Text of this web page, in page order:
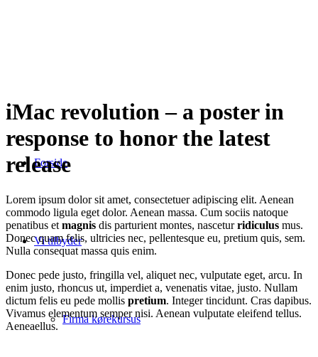
Forside
Vi tilbyder
Firma kørekursus
iMac revolution – a poster in
response to honor the latest
release
Lorem ipsum dolor sit amet, consectetuer adipiscing elit. Aenean
commodo ligula eget dolor. Aenean massa. Cum sociis natoque
penatibus et magnis dis parturient montes, nasceturridiculus mus.
Donec quam felis, ultricies nec, pellentesque eu, pretium quis, sem.
Nulla consequat massa quis enim.
Donec pede justo, fringilla vel, aliquet nec, vulputate eget, arcu. In
enim justo, rhoncus ut, imperdiet a, venenatis vitae, justo. Nullam
dictum felis eu pede mollis pretium. Integer tincidunt. Cras dapibus.
Vivamus elementum semper nisi. Aenean vulputate eleifend tellus.
Aeneaellus.